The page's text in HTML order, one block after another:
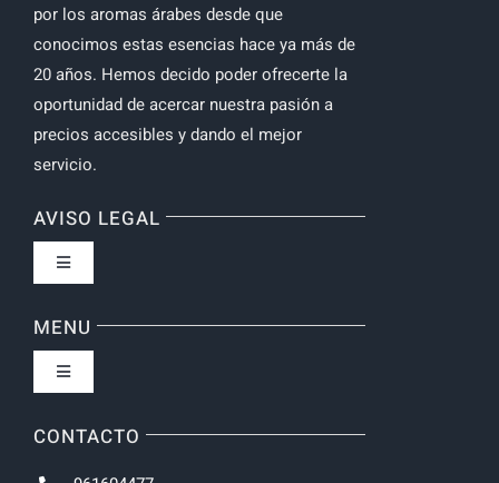
por los aromas árabes desde que
conocimos estas esencias hace ya más de
20 años. Hemos decido poder ofrecerte la
oportunidad de acercar nuestra pasión a
precios accesibles y dando el mejor
servicio.
AVISO LEGAL
Toggle
Política de privacidad
MENU
Toggle
Inicio
CONTACTO